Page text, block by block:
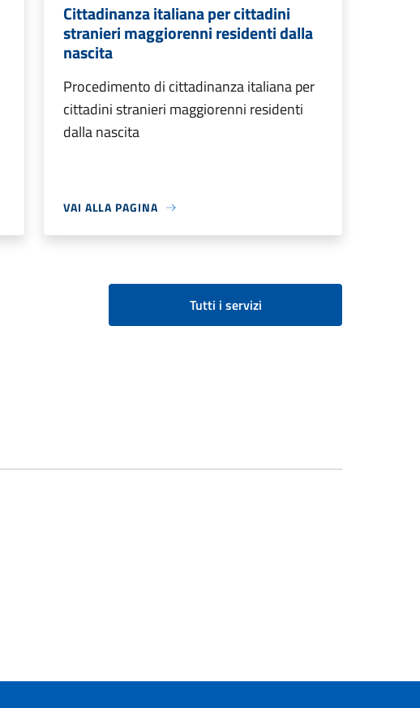
Cittadinanza italiana per cittadini
stranieri maggiorenni residenti dalla
nascita
Procedimento di cittadinanza italiana per
cittadini stranieri maggiorenni residenti
dalla nascita
VAI ALLA PAGINA
Tutti i servizi